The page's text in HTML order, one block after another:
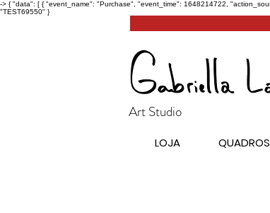
-> { "data": [ { "event_name": "Purchase", "event_time": 1648214722,
"TEST69550" }
Art Studio
LOJA